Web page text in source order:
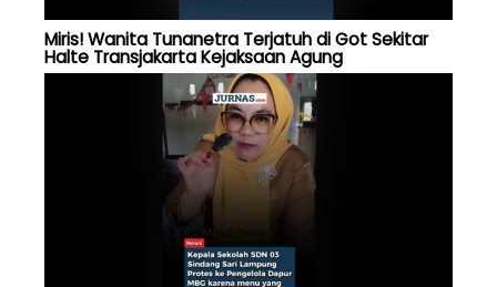
Miris! Wanita Tunanetra Terjatuh di Got Sekitar
Halte Transjakarta Kejaksaan Agung